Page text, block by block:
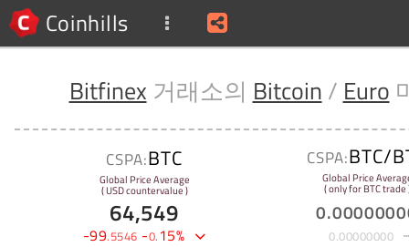
Coinhills
Bitfinex 거래소의 Bitcoin / Euro
CSPA:BTC
Global Price Average
( USD countervalue )
64,549
-99.5546 -0. 15%
CSPA:BTC/
Global Price
( only for BTC trade
0.
0.00000000